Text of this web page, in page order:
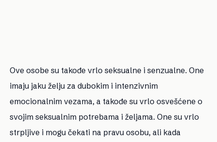
Ove osobe su takođe vrlo seksualne i senzualne. One
imaju jaku želju za dubokim i intenzivnim
emocionalnim vezama, a takođe su vrlo osvešćene o
svojim seksualnim potrebama i željama. One su vrlo
strpljive i mogu čekati na pravu osobu, ali kada